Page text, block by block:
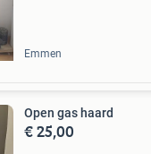
Emmen
Open gas haard
€ 25,00